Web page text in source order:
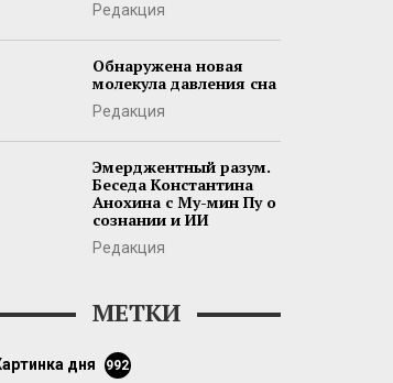
Редакция
Обнаружена новая
молекула давления сна
Редакция
Эмерджентный разум.
Беседа Константина
Анохина с Му-мин Пу о
сознании и ИИ
Редакция
МЕТКИ
картинка дня 992